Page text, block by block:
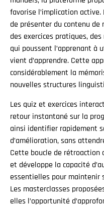
favorise l’implication
de présenter du contenu
des exercices pratiques,
qui poussent l’apprenant à
vient d’apprendre. Cette
considérablement la
nouvelles structures
Les quiz et exercices
retour instantané sur la
ainsi identifier rapidement
d’amélioration, sans
Cette boucle de rétroaction
et développe la capacité
essentielles pour maintenir
Les masterclasses
elles l’opportunité